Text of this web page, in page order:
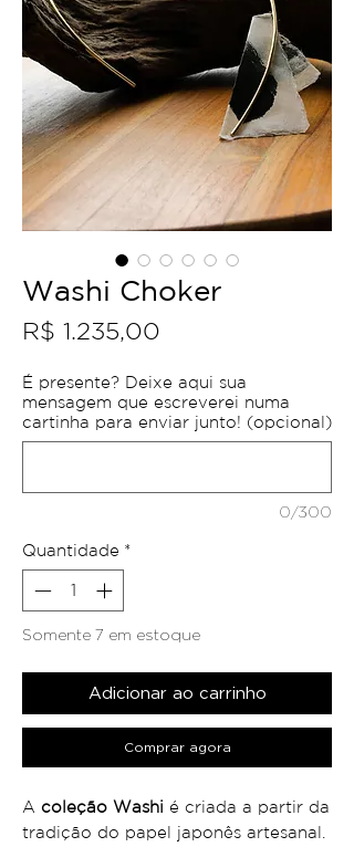
Washi Choker
R$ 1.235,00
É presente? Deixe aqui sua
mensagem que escreverei numa
cartinha para enviar junto! (opcional)
0/300
Quantidade *
Somente 7 em estoque
Adicionar ao carrinho
Comprar agora
A coleção Washi é criada a partir da
tradição do papel japonês artesanal.